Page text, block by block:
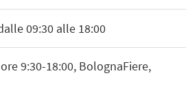
09:30 alle 18:00
9:30-18:00, BolognaFiere,